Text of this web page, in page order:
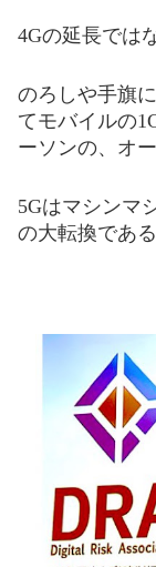
4Gの延長では
のろしや手旗
てモバイルの
ーソンの、オ
5Gはマシンマ
の大転換であ